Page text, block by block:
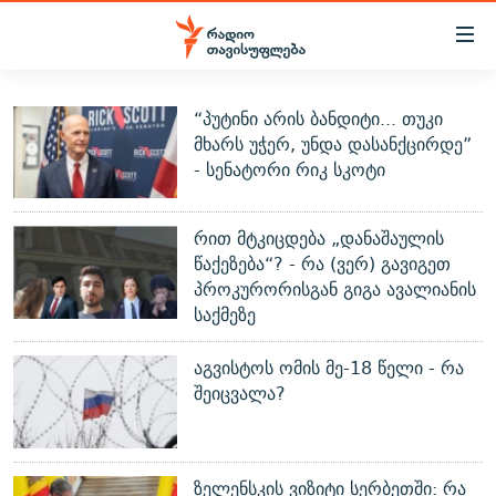
Accessibility
მთავარ
შინაარსზე
დაბრუნება
მთავარ
ნავიგაციაზე
დაბრუნება
ძიებაზე
დაბრუნება
ᲐᲮᲐᲚᲘ ᲐᲛᲑᲔᲑᲘ
ᲗᲔᲛᲔᲑᲘ
ᲞᲝᲚᲘᲢᲘᲙᲐ
ᲔᲙᲝᲜᲝᲛᲘᲙᲐ
ᲡᲐᲖᲝᲒᲐᲓᲝᲔᲑᲐ
ᲙᲣᲚᲢᲣᲠᲐ
ᲡᲞᲝᲠᲢᲘ
ᲕᲘᲓᲔᲝ
ᲑᲚᲝᲒᲔᲑᲘ
ᲞᲝᲓᲙᲐᲡᲢᲔᲑᲘ
ᲐᲡᲐᲗᲘᲐᲜᲘᲡ ᲙᲣᲗᲮᲔ
ᲜᲘᲙᲝᲡ ᲞᲝᲓᲙᲐᲡᲢᲘ
60 ᲓᲔᲪᲘᲑᲔᲚᲘ
ᲒᲐᲜᲙᲘᲗᲮᲕᲘᲡ ᲓᲦᲔ
ᲓᲘᲚᲘᲡ ᲡᲐᲣᲑᲠᲔᲑᲘ
ᲒᲐᲓᲐᲪᲔᲛᲔᲑᲘ
ᲗᲐᲕᲘᲡᲣᲤᲚᲔᲑᲘᲡ ᲛᲝᲜᲘᲢᲝᲠᲘ
ᲤᲔᲜᲝᲕᲐᲜᲘ - 2.10
ᲗᲥᲕᲔᲜᲘ ᲞᲣᲑᲚᲘᲙᲐᲪᲘᲔᲑᲘ
ᲞᲠᲝᲔᲥᲢᲔᲑᲘ
ᲣᲙᲠᲐᲘᲜᲐᲨᲘ ᲓᲐᲦᲣᲞᲣᲚᲘ ᲥᲐᲠᲗᲕᲔᲚᲘ ᲛᲔᲑᲠᲫᲝᲚᲔᲑᲘ - 2022
ᲓᲐᲛᲝᲣᲙᲘᲓᲔᲑᲚᲝᲑᲘᲡ 100 ᲬᲔᲚᲘ
ЭХО КАВКАЗА
“პუტინი არის ბანდიტი... თუკი
მხარს უჭერ, უნდა დასანქცირდე”
- სენატორი რიკ სკოტი
რით მტკიცდება „დანაშაულის
წაქეზება“? - რა (ვერ) გავიგეთ
პროკურორისგან გიგა ავალიანის
საქმეზე
აგვისტოს ომის მე-18 წელი - რა
შეიცვალა?
ზელენსკის ვიზიტი სერბეთში: რა